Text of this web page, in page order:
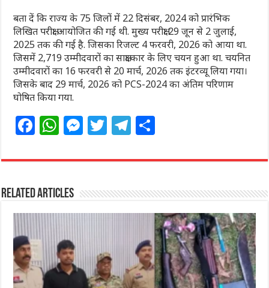
बता दें कि राज्य के 75 जिलों में 22 दिसंबर, 2024 को प्रारंभिक
लिखित परीक्षा आयोजित की गई थी. मुख्य परीक्षा 29 जून से 2 जुलाई,
2025 तक की गई है. जिसका रिजल्ट 4 फरवरी, 2026 को आया था.
जिसमें 2,719 उम्मीदवारों का साक्षात्कार के लिए चयन हुआ था. चयनित
उम्मीदवारों का 16 फरवरी से 20 मार्च, 2026 तक इंटरव्यू लिया गया।
जिसके बाद 29 मार्च, 2026 को PCS-2024 का अंतिम परिणाम
घोषित किया गया.
F
c
e
b
o
o
k
W
at
s
A
p
p
M
ss
n
g
e
r
T
itt
r
T
e
ra
m
ar
Related Articles